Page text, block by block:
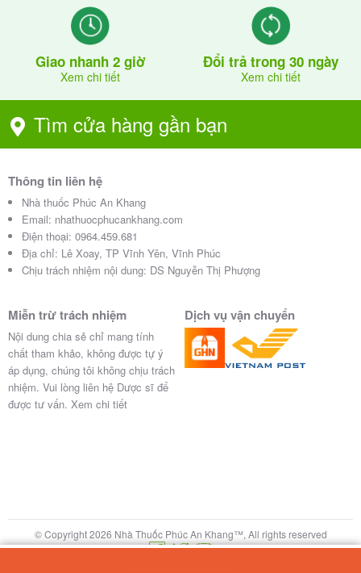
Giao nhanh 2 giờ
Xem chi tiết
Đổi trả trong 30 ngày
Xem chi tiết
Tìm cửa hàng gần bạn
Thông tin liên hệ
Nhà thuốc Phúc An Khang
Email: nhathuocphucankhang.com
Điện thoại: 0964.459.681
Địa chỉ: Lê Xoay, TP Vĩnh Yên, Vĩnh Phúc
Chịu trách nhiệm nội dung: DS Nguyễn Thị Phượng
Miễn trừ trách nhiệm
Nội dung chia sẻ chỉ mang tính
chất tham khảo, không được tự ý
áp dụng, chúng tôi không chịu trách
nhiệm. Vui lòng liên hệ Dược sĩ để
được tư vấn. Xem chi tiết
Dịch vụ vận chuyển
© Copyright 2026 Nhà Thuốc Phúc An Khang™, All rights reserved